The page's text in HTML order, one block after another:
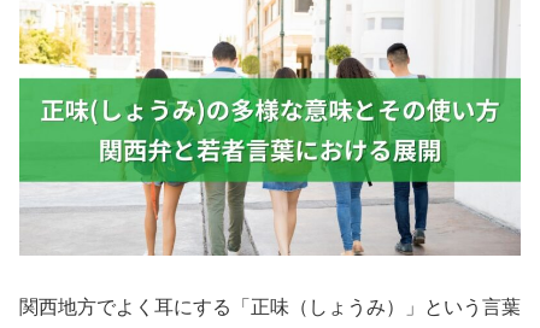
関西地方でよく耳にする「正味（しょうみ）」という言葉